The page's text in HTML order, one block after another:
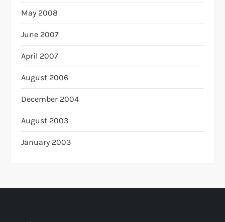
May 2008
June 2007
April 2007
August 2006
December 2004
August 2003
January 2003